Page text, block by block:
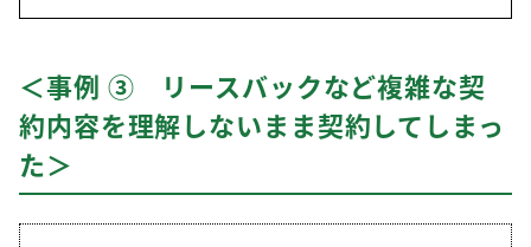
＜事例 ③ リースバックなど複雑な契
約内容を理解しないまま契約してしまっ
た＞